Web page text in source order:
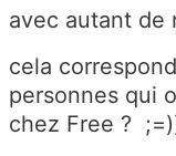
avec autant de
cela
personnes qui
chez Free ?